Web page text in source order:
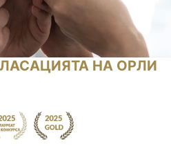
НА ОРЛИ